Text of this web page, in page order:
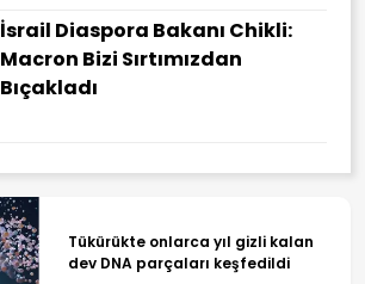
İsrail Diaspora Bakanı Chikli:
Macron Bizi Sırtımızdan
Bıçakladı
Tükürükte onlarca yıl gizli kalan
dev DNA parçaları keşfedildi